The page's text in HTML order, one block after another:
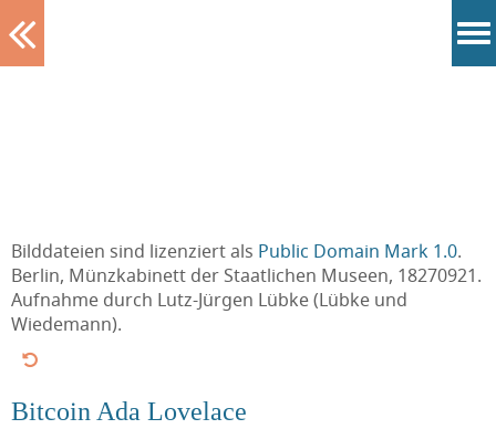
Bilddateien sind lizenziert als Public Domain Mark 1.0.
Berlin, Münzkabinett der Staatlichen Museen, 18270921.
Aufnahme durch Lutz-Jürgen Lübke (Lübke und
Wiedemann).
Bitcoin Ada Lovelace